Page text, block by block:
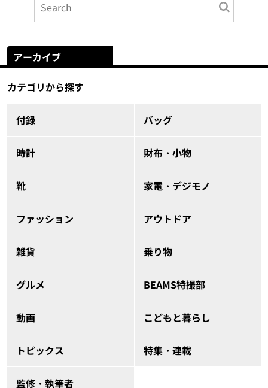
アーカイブ
カテゴリから探す
付録 バッグ
時計 財布・小物
靴 家電・デジモノ
ファッション アウトドア
雑貨 乗り物
グルメ BEAMS特撮部
動画 こどもと暮らし
トピックス 特集・連載
監修・執筆者